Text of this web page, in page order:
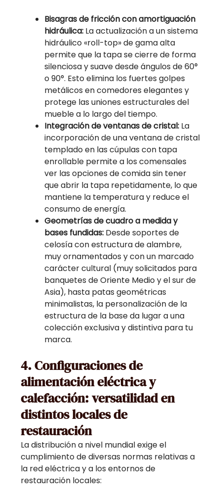
Bisagras de fricción con amortiguación
hidráulica: La actualización a un sistema
hidráulico «roll-top» de gama alta
permite que la tapa se cierre de forma
silenciosa y suave desde ángulos de 60°
o 90°. Esto elimina los fuertes golpes
metálicos en comedores elegantes y
protege las uniones estructurales del
mueble a lo largo del tiempo.
Integración de ventanas de cristal: La
incorporación de una ventana de cristal
templado en las cúpulas con tapa
enrollable permite a los comensales
ver las opciones de comida sin tener
que abrir la tapa repetidamente, lo que
mantiene la temperatura y reduce el
consumo de energía.
Geometrías de cuadro a medida y
bases fundidas: Desde soportes de
celosía con estructura de alambre,
muy ornamentados y con un marcado
carácter cultural (muy solicitados para
banquetes de Oriente Medio y el sur de
Asia), hasta patas geométricas
minimalistas, la personalización de la
estructura de la base da lugar a una
colección exclusiva y distintiva para tu
marca.
4. Configuraciones de
alimentación eléctrica y
calefacción: versatilidad en
distintos locales de
restauración
La distribución a nivel mundial exige el
cumplimiento de diversas normas relativas a
la red eléctrica y a los entornos de
restauración locales: